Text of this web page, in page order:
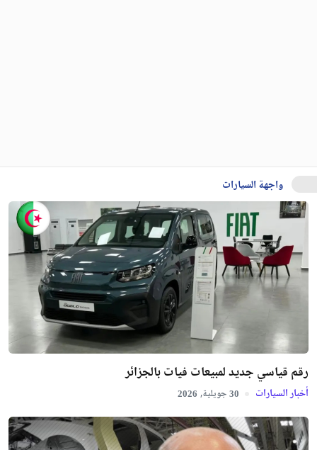
واجهة السيارات
رقم قياسي جديد لمبيعات فيات بالجزائر
أخبار السيارات 30 جويلية, 2026